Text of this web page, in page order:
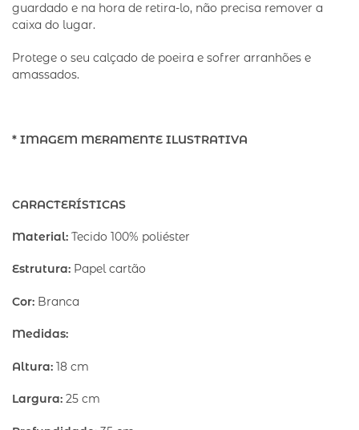
guardado e na hora de retira-lo, não precisa remover a
caixa do lugar.
Protege o seu calçado de poeira e sofrer arranhões e
amassados.
* IMAGEM MERAMENTE ILUSTRATIVA
CARACTERÍSTICAS
Material: Tecido 100% poliéster
Estrutura: Papel cartão
Cor: Branca
Medidas:
Altura: 18 cm
Largura: 25 cm